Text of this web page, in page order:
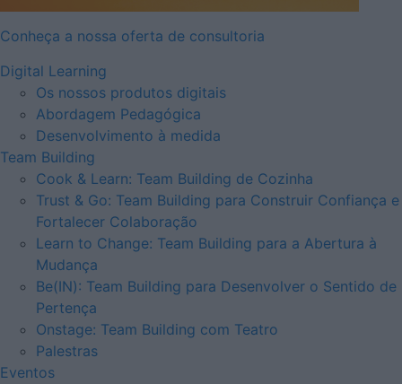
Conheça a nossa oferta de consultoria
Digital Learning
Os nossos produtos digitais
Abordagem Pedagógica
Desenvolvimento à medida
Team Building
Cook & Learn: Team Building de Cozinha
Trust & Go: Team Building para Construir Confiança e
Fortalecer Colaboração
Learn to Change: Team Building para a Abertura à
Mudança
Be(IN): Team Building para Desenvolver o Sentido de
Pertença
Onstage: Team Building com Teatro
Palestras
Eventos